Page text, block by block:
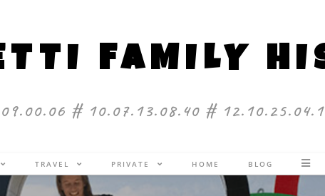
FAMILY
# 10.07.13.08.40 #
TRAVEL PRIVATE HOME BLOG